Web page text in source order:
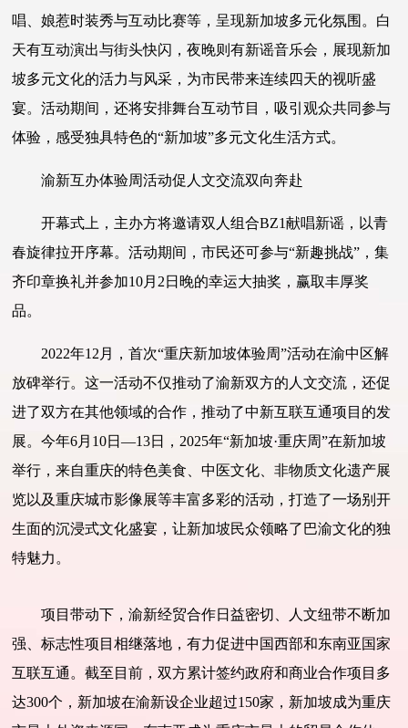
唱、娘惹时装秀与互动比赛等，呈现新加坡多元化氛围。白
天有互动演出与街头快闪，夜晚则有新谣音乐会，展现新加
坡多元文化的活力与风采，为市民带来连续四天的视听盛
宴。活动期间，还将安排舞台互动节目，吸引观众共同参与
体验，感受独具特色的“新加坡”多元文化生活方式。
渝新互办体验周活动促人文交流双向奔赴
开幕式上，主办方将邀请双人组合BZ1献唱新谣，以青
春旋律拉开序幕。活动期间，市民还可参与“新趣挑战”，集
齐印章换礼并参加10月2日晚的幸运大抽奖，赢取丰厚奖
品。
2022年12月，首次“重庆新加坡体验周”活动在渝中区解
放碑举行。这一活动不仅推动了渝新双方的人文交流，还促
进了双方在其他领域的合作，推动了中新互联互通项目的发
展。今年6月10日—13日，2025年“新加坡·重庆周”在新加坡
举行，来自重庆的特色美食、中医文化、非物质文化遗产展
览以及重庆城市影像展等丰富多彩的活动，打造了一场别开
生面的沉浸式文化盛宴，让新加坡民众领略了巴渝文化的独
特魅力。
项目带动下，渝新经贸合作日益密切、人文纽带不断加
强、标志性项目相继落地，有力促进中国西部和东南亚国家
互联互通。截至目前，双方累计签约政府和商业合作项目多
达300个，新加坡在渝新设企业超过150家，新加坡成为重庆